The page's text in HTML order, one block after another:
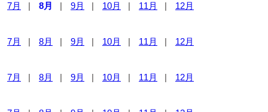
7月 8月 9月 10月 11月 12月
7月 8月 9月 10月 11月 12月
7月 8月 9月 10月 11月 12月